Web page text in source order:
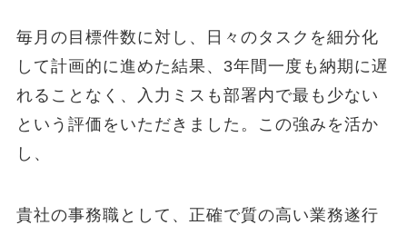
毎月の目標件数に対し、日々のタスクを細分化
して計画的に進めた結果、3年間一度も納期に遅
れることなく、入力ミスも部署内で最も少ない
という評価をいただきました。この強みを活か
し、
貴社の事務職として、正確で質の高い業務遂行